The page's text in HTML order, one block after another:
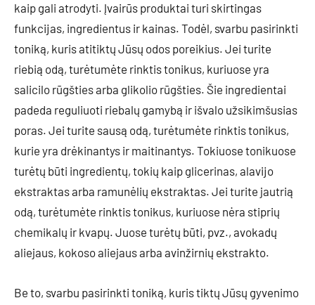
kaip gali atrodyti. Įvairūs produktai turi skirtingas
funkcijas, ingredientus ir kainas. Todėl, svarbu pasirinkti
toniką, kuris atitiktų Jūsų odos poreikius. Jei turite
riebią odą, turėtumėte rinktis tonikus, kuriuose yra
salicilo rūgšties arba glikolio rūgšties. Šie ingredientai
padeda reguliuoti riebalų gamybą ir išvalo užsikimšusias
poras. Jei turite sausą odą, turėtumėte rinktis tonikus,
kurie yra drėkinantys ir maitinantys. Tokiuose tonikuose
turėtų būti ingredientų, tokių kaip glicerinas, alavijo
ekstraktas arba ramunėlių ekstraktas. Jei turite jautrią
odą, turėtumėte rinktis tonikus, kuriuose nėra stiprių
chemikalų ir kvapų. Juose turėtų būti, pvz., avokadų
aliejaus, kokoso aliejaus arba avinžirnių ekstrakto.
Be to, svarbu pasirinkti toniką, kuris tiktų Jūsų gyvenimo